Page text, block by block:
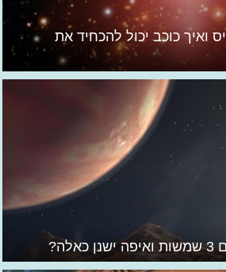
ואיך כוכב יכול להכחיד את